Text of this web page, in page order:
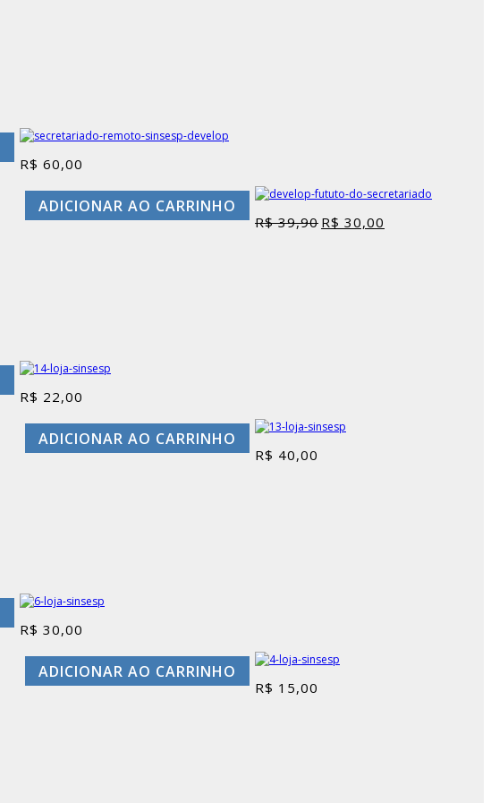
R$ 60,00
ADICIONAR AO CARRINHO
R$39,90 O
R$ 30,00
R$ 22,00
ADICIONAR AO CARRINHO
R$ 40,00
R$ 30,00
ADICIONAR AO CARRINHO
R$ 15,00